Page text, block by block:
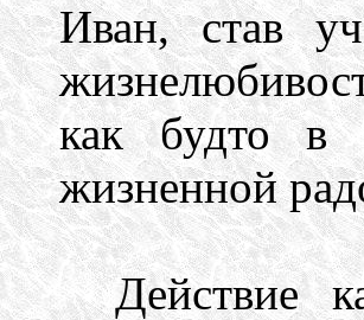
Иван, став
как будто в
жизненной
Действие